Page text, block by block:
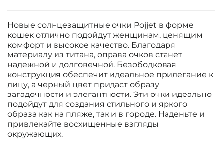
Новые солнцезащитные очки Pojjet в форме
кошек отлично подойдут женщинам, ценящим
комфорт и высокое качество. Благодаря
материалу из титана, оправа очков станет
надежной и долговечной. Безободковая
конструкция обеспечит идеальное прилегание к
лицу, а черный цвет придаст образу
загадочности и элегантности. Эти очки идеально
подойдут для создания стильного и яркого
образа как на пляже, так и в городе. Наденьте и
привлекайте восхищенные взгляды
окружающих.